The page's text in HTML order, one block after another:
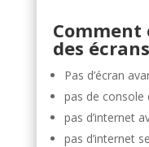
Comment
des
Pas d’écran
pas de console
pas d’internet
pas d’internet